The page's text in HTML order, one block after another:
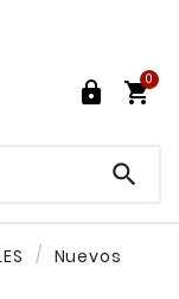
 
0

Nuevos